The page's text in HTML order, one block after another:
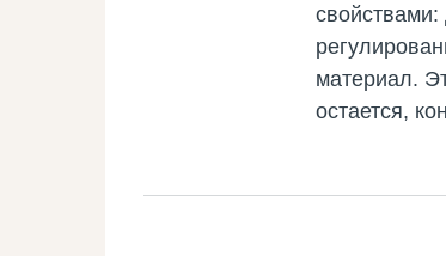
материал.
остается,